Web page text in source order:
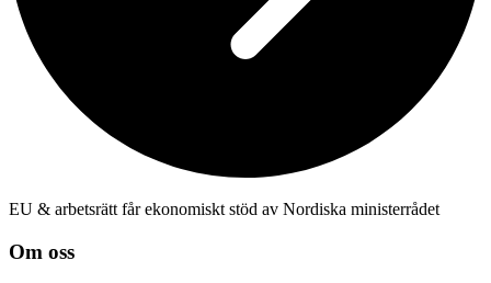
EU & arbetsrätt får ekonomiskt stöd av Nordiska ministerrådet
Om oss